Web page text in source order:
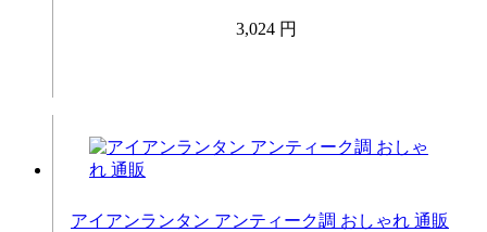
3,024 円
アイアンランタン アンティーク調 おしゃれ 通販